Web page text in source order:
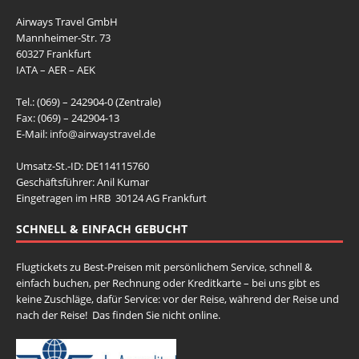
Airways Travel GmbH
Mannheimer-Str. 73
60327 Frankfurt
IATA – AER – AEK
Tel.: (069) – 242904-0 (Zentrale)
Fax: (069) – 242904-13
E-Mail: info@airwaystravel.de
Umsatz-St.-ID: DE114115760
Geschäftsführer: Anil Kumar
Eingetragen im HRB 30124 AG Frankfurt
SCHNELL & EINFACH GEBUCHT
Flugtickets zu Best-Preisen mit persönlichem Service, schnell &
einfach buchen, per Rechnung oder Kreditkarte – bei uns gibt es
keine Zuschläge, dafür Service: vor der Reise, während der Reise und
nach der Reise! Das finden Sie nicht online.